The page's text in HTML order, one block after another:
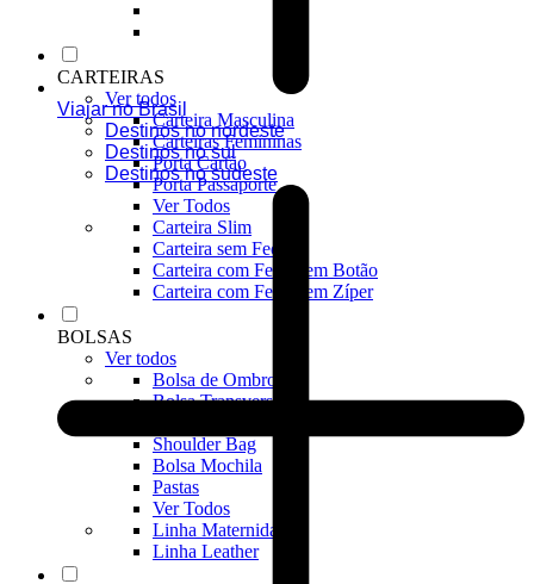
CARTEIRAS
Ver todos
Carteira Masculina
Carteiras Femininas
Porta Cartão
Porta Passaporte
Ver Todos
Carteira Slim
Carteira sem Fecho
Carteira com Fecho em Botão
Carteira com Fecho em Zíper
BOLSAS
Ver todos
Bolsa de Ombro
Bolsa Transversal
Shoulder Bag
Bolsa Mochila
Pastas
Ver Todos
Linha Maternidade
Linha Leather
Viajar no Brasil
Destinos no nordeste
Destinos no sul
Destinos no sudeste